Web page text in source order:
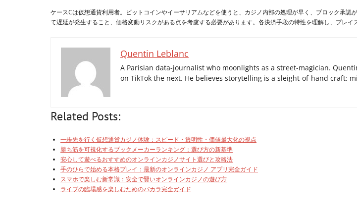
ケースCは仮想通貨利用者。ビットコインやイーサリアムなどを使うと、カジノ内部の処理が早く、ブロック承
て遅延が発生すること、価格変動リスクがある点を考慮する必要があります。各決済手段の特性を理解し、プレ
Quentin Leblanc
A Parisian data-journalist who moonlights as a street-magician.
on TikTok the next. He believes storytelling is a sleight-of-hand craft:
Related Posts:
一歩先を行く仮想通貨カジノ体験：スピード・透明性・価値最大化の視点
勝ち筋を可視化するブックメーカーランキング：選び方の新基準
安心して遊べるおすすめのオンラインカジノサイト選びと攻略法
手のひらで始める本格プレイ：最新のオンラインカジノ アプリ完全ガイド
スマホで楽しむ新常識：安全で賢いオンラインカジノの遊び方
ライブの臨場感を楽しむためのバカラ完全ガイド